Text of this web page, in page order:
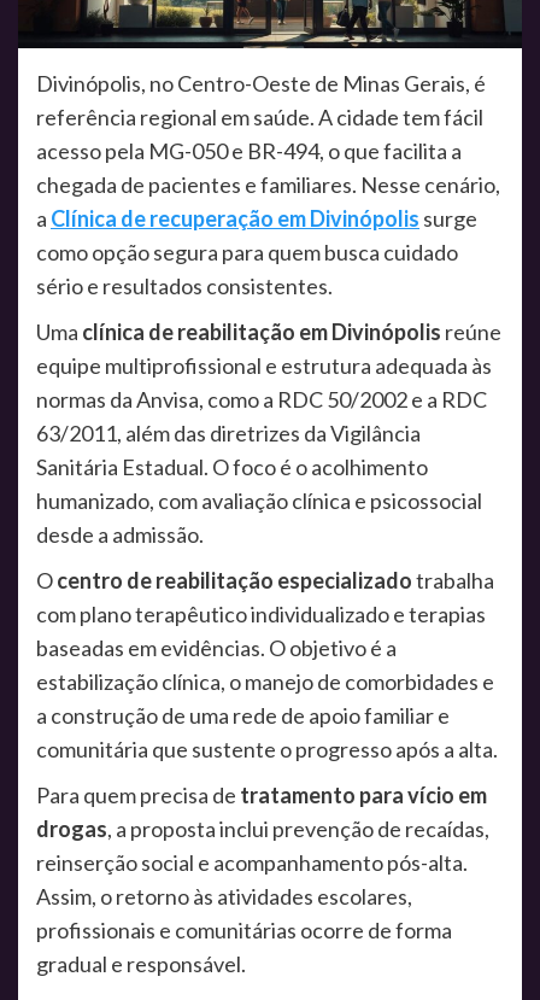
Divinópolis, no Centro-Oeste de Minas Gerais, é
referência regional em saúde. A cidade tem fácil
acesso pela MG-050 e BR-494, o que facilita a
chegada de pacientes e familiares. Nesse cenário,
a Clínica de recuperação em Divinópolis surge
como opção segura para quem busca cuidado
sério e resultados consistentes.
Uma clínica de reabilitação em Divinópolis reúne
equipe multiprofissional e estrutura adequada às
normas da Anvisa, como a RDC 50/2002 e a RDC
63/2011, além das diretrizes da Vigilância
Sanitária Estadual. O foco é o acolhimento
humanizado, com avaliação clínica e psicossocial
desde a admissão.
Ocentro de reabilitação especializadotrabalha
com plano terapêutico individualizado e terapias
baseadas em evidências. O objetivo é a
estabilização clínica, o manejo de comorbidades e
a construção de uma rede de apoio familiar e
comunitária que sustente o progresso após a alta.
Para quem precisa de tratamento para vício em
drogas, a proposta inclui prevenção de recaídas,
reinserção social e acompanhamento pós-alta.
Assim, o retorno às atividades escolares,
profissionais e comunitárias ocorre de forma
gradual e responsável.